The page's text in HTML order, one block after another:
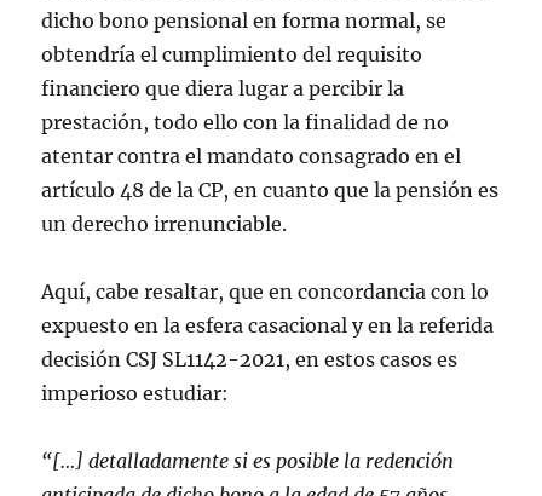
dicho bono pensional en forma normal, se
obtendría el cumplimiento del requisito
financiero que diera lugar a percibir la
prestación, todo ello con la finalidad de no
atentar contra el mandato consagrado en el
artículo 48 de la CP, en cuanto que la pensión es
un derecho irrenunciable.
Aquí, cabe resaltar, que en concordancia con lo
expuesto en la esfera casacional y en la referida
decisión CSJ SL1142-2021, en estos casos es
imperioso estudiar:
“[…] detalladamente si es posible la redención